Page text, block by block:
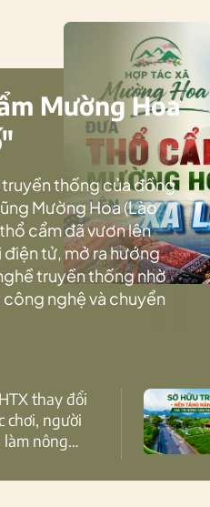
Mường Hoa
truyền thống của đồng
Mường Hoa (Lào
cẩm đã vươn lên
tử, mở ra hướng
truyền thống nhờ
nghệ và chuyển
chơi, người
làm nông